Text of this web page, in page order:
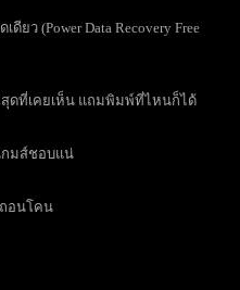
ว (Power Data Recovery Free
สุดที่เคยเห็น แถมพิมพ์ที่ไหนก็ได้
กมส์ชอบแน่
ถอนโคน